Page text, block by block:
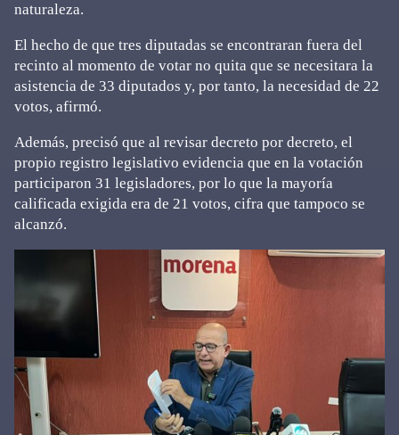
naturaleza.
El hecho de que tres diputadas se encontraran fuera del
recinto al momento de votar no quita que se necesitara la
asistencia de 33 diputados y, por tanto, la necesidad de 22
votos, afirmó.
Además, precisó que al revisar decreto por decreto, el
propio registro legislativo evidencia que en la votación
participaron 31 legisladores, por lo que la mayoría
calificada exigida era de 21 votos, cifra que tampoco se
alcanzó.